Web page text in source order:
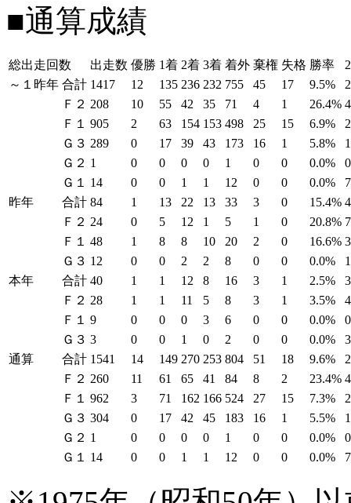
■通算成績
総出走回数 出走数 優勝 1着 2着 3着 着外 棄権 失格 勝率
～１昨年 合計 1417 12 135 236 232 755 45 17 9.5%
Ｆ２ 208 10 55 42 35 71 4 1 26.4%
Ｆ１
905 2 63 154 153 498 25 15 6.9%
Ｇ３ 289 0 17 39 43 173 16 1 5.8%
Ｇ２ 1 0 0 0 0 1 0 0 0.0%
Ｇ１
14 0 0 1 1 12 0 0 0.0%
昨年
合計 84 1 13 22 13 33 3 0 15.4%
Ｆ２ 24 0 5 12 1 5 1 0 20.8%
Ｆ１
48 1 8 8 10 20 2 0 16.6%
Ｇ３ 12 0 0 2 2 8 0 0 0.0%
本年
合計 40 1 1 12 8 16 3 1 2.5%
Ｆ２ 28 1 1 11 5 8 3 1 3.5%
Ｆ１
9 0 0 0 3 6 0 0 0.0%
Ｇ３ 3 0 0 1 0 2 0 0 0.0%
通算
合計 1541 14 149 270 253 804 51 18 9.6%
Ｆ２ 260 11 61 65 41 84 8 2 23.4%
Ｆ１
962 3 71 162 166 524 27 15 7.3%
Ｇ３ 304 0 17 42 45 183 16 1 5.5%
Ｇ２ 1 0 0 0 0 1 0 0 0.0%
Ｇ１
14 0 0 1 1 12 0 0 0.0%